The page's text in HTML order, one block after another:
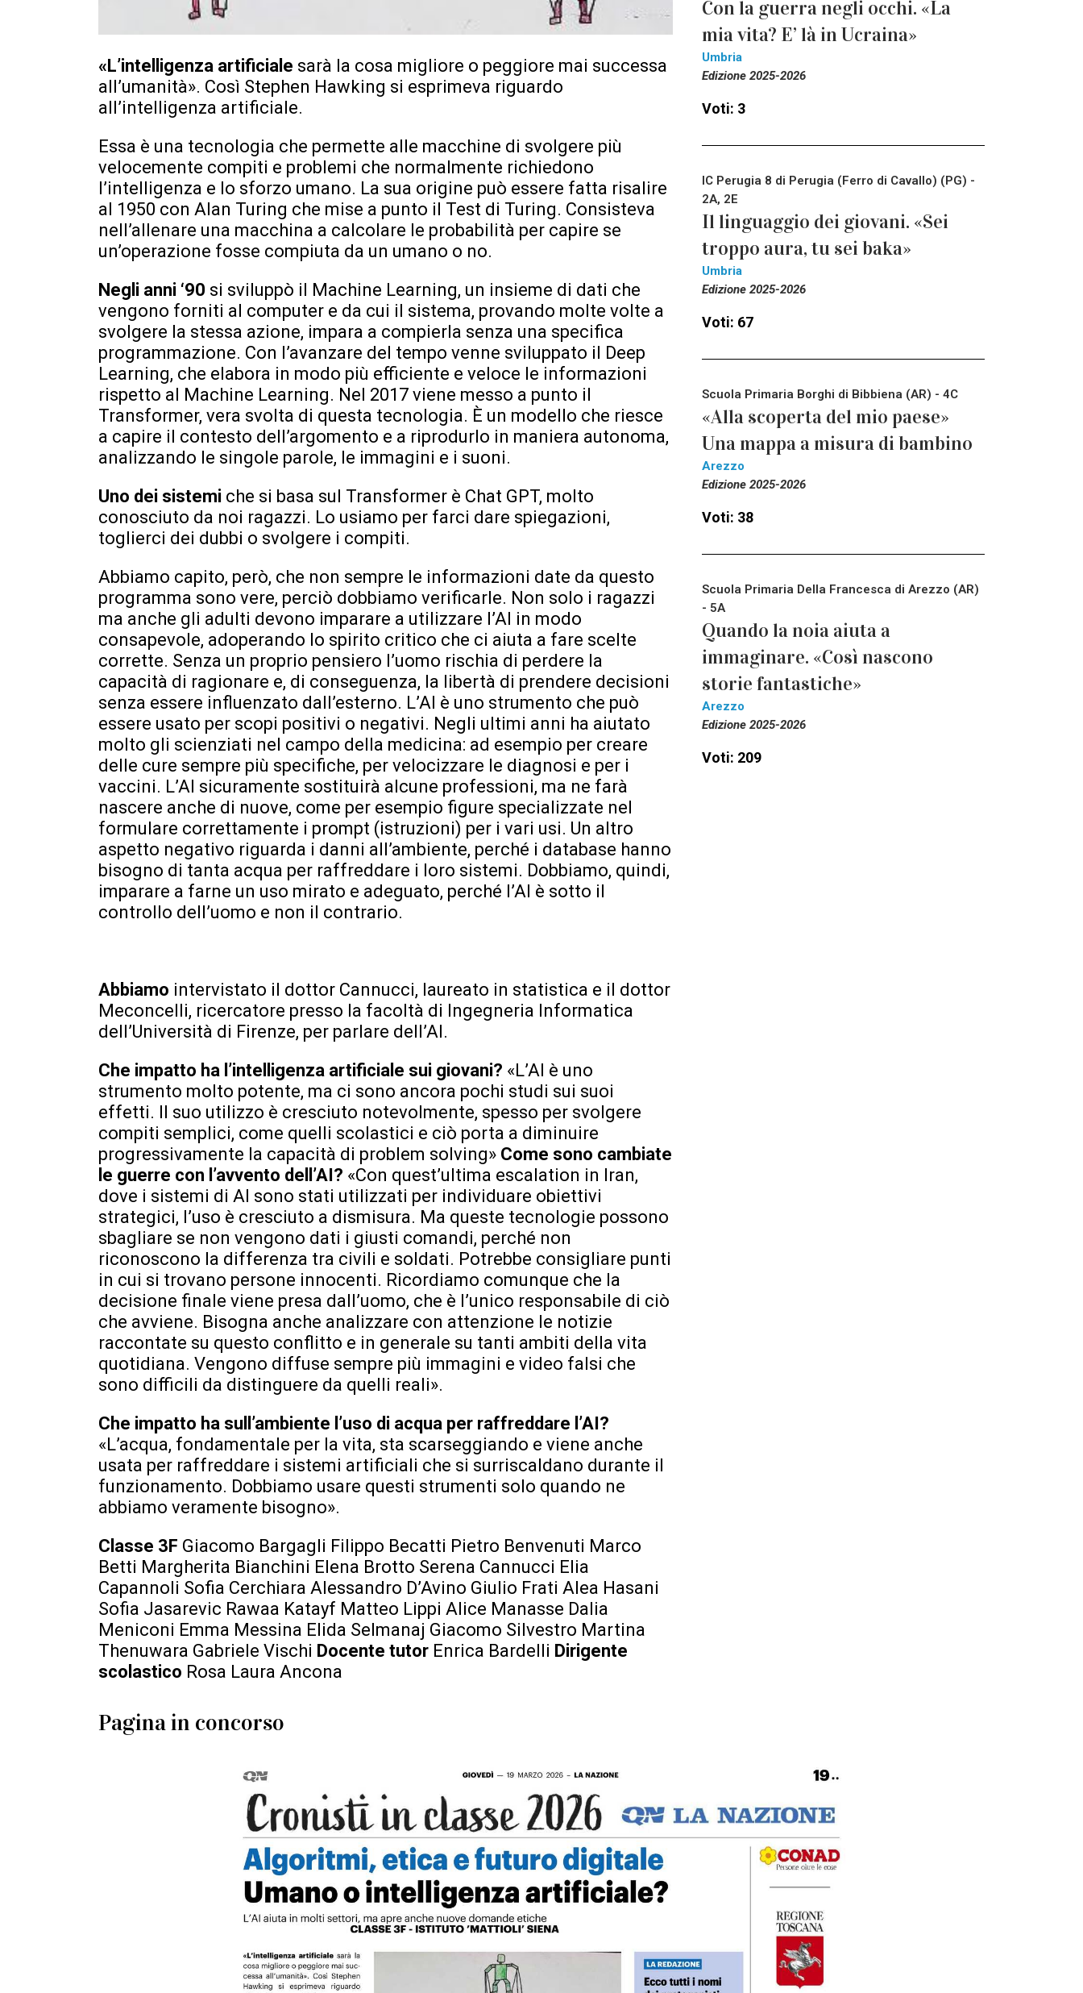
«L’intelligenza artificiale sarà la cosa migliore o peggiore mai successa
all’umanità». Così Stephen Hawking si esprimeva riguardo
all’intelligenza artificiale.
Essa è una tecnologia che permette alle macchine di svolgere più
velocemente compiti e problemi che normalmente richiedono
l’intelligenza e lo sforzo umano. La sua origine può essere fatta risalire
al 1950 con Alan Turing che mise a punto il Test di Turing. Consisteva
nell’allenare una macchina a calcolare le probabilità per capire se
un’operazione fosse compiuta da un umano o no.
Negli anni ‘90 si sviluppò il Machine Learning, un insieme di dati che
vengono forniti al computer e da cui il sistema, provando molte volte a
svolgere la stessa azione, impara a compierla senza una specifica
programmazione. Con l’avanzare del tempo venne sviluppato il Deep
Learning, che elabora in modo più efficiente e veloce le informazioni
rispetto al Machine Learning. Nel 2017 viene messo a punto il
Transformer, vera svolta di questa tecnologia. È un modello che riesce
a capire il contesto dell’argomento e a riprodurlo in maniera autonoma,
analizzando le singole parole, le immagini e i suoni.
Uno dei sistemi che si basa sul Transformer è Chat GPT, molto
conosciuto da noi ragazzi. Lo usiamo per farci dare spiegazioni,
toglierci dei dubbi o svolgere i compiti.
Abbiamo capito, però, che non sempre le informazioni date da questo
programma sono vere, perciò dobbiamo verificarle. Non solo i ragazzi
ma anche gli adulti devono imparare a utilizzare l’AI in modo
consapevole, adoperando lo spirito critico che ci aiuta a fare scelte
corrette. Senza un proprio pensiero l’uomo rischia di perdere la
capacità di ragionare e, di conseguenza, la libertà di prendere decisioni
senza essere influenzato dall’esterno. L’AI è uno strumento che può
essere usato per scopi positivi o negativi. Negli ultimi anni ha aiutato
molto gli scienziati nel campo della medicina: ad esempio per creare
delle cure sempre più specifiche, per velocizzare le diagnosi e per i
vaccini. L’AI sicuramente sostituirà alcune professioni, ma ne farà
nascere anche di nuove, come per esempio figure specializzate nel
formulare correttamente i prompt (istruzioni) per i vari usi. Un altro
aspetto negativo riguarda i danni all’ambiente, perché i database hanno
bisogno di tanta acqua per raffreddare i loro sistemi. Dobbiamo, quindi,
imparare a farne un uso mirato e adeguato, perché l’AI è sotto il
controllo dell’uomo e non il contrario.
Abbiamo intervistato il dottor Cannucci, laureato in statistica e il dottor
Meconcelli, ricercatore presso la facoltà di Ingegneria Informatica
dell’Università di Firenze, per parlare dell’AI.
Che impatto ha l’intelligenza artificiale sui giovani? «L’AI è uno
strumento molto potente, ma ci sono ancora pochi studi sui suoi
effetti. Il suo utilizzo è cresciuto notevolmente, spesso per svolgere
compiti semplici, come quelli scolastici e ciò porta a diminuire
progressivamente la capacità di problem solving» Come sono cambiate
le guerre con l’avvento dell’AI? «Con quest’ultima escalation in Iran,
dove i sistemi di AI sono stati utilizzati per individuare obiettivi
strategici, l’uso è cresciuto a dismisura. Ma queste tecnologie possono
sbagliare se non vengono dati i giusti comandi, perché non
riconoscono la differenza tra civili e soldati. Potrebbe consigliare punti
in cui si trovano persone innocenti. Ricordiamo comunque che la
decisione finale viene presa dall’uomo, che è l’unico responsabile di ciò
che avviene. Bisogna anche analizzare con attenzione le notizie
raccontate su questo conflitto e in generale su tanti ambiti della vita
quotidiana. Vengono diffuse sempre più immagini e video falsi che
sono difficili da distinguere da quelli reali».
Che impatto ha sull’ambiente l’uso di acqua per raffreddare l’AI?
«L’acqua, fondamentale per la vita, sta scarseggiando e viene anche
usata per raffreddare i sistemi artificiali che si surriscaldano durante il
funzionamento. Dobbiamo usare questi strumenti solo quando ne
abbiamo veramente bisogno».
Classe 3F Giacomo Bargagli Filippo Becatti Pietro Benvenuti Marco
Betti Margherita Bianchini Elena Brotto Serena Cannucci Elia
Capannoli Sofia Cerchiara Alessandro D’Avino Giulio Frati Alea Hasani
Sofia Jasarevic Rawaa Katayf Matteo Lippi Alice Manasse Dalia
Meniconi Emma Messina Elida Selmanaj Giacomo Silvestro Martina
Thenuwara Gabriele Vischi Docente tutor Enrica Bardelli Dirigente
scolastico Rosa Laura Ancona
Con la guerra negli occhi. «La
mia vita? E’ là in Ucraina»
Umbria
Edizione 2025-2026
Voti: 3
IC Perugia 8 di Perugia (Ferro di Cavallo) (PG) -
2A, 2E
Il linguaggio dei giovani. «Sei
troppo aura, tu sei baka»
Umbria
Edizione 2025-2026
Voti: 67
Scuola Primaria Borghi di Bibbiena (AR) - 4C
«Alla scoperta del mio paese»
Una mappa a misura di bambino
Arezzo
Edizione 2025-2026
Voti: 38
Scuola Primaria Della Francesca di Arezzo (AR)
- 5A
Quando la noia aiuta a
immaginare. «Così nascono
storie fantastiche»
Arezzo
Edizione 2025-2026
Voti: 209
Pagina in concorso